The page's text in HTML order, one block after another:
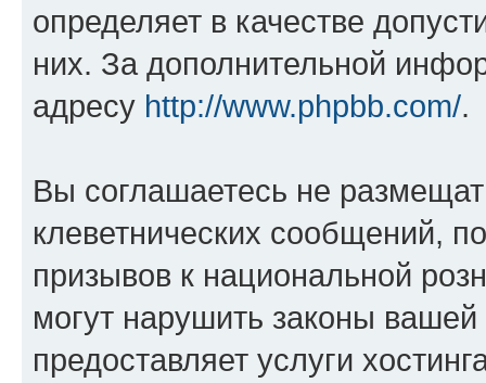
определяет в качестве
них. За дополнительной
адресу http://www.phpbb.com/.
Вы соглашаетесь не
клеветнических сообщений,
призывов к национальной
могут нарушить законы
предоставляет услуги